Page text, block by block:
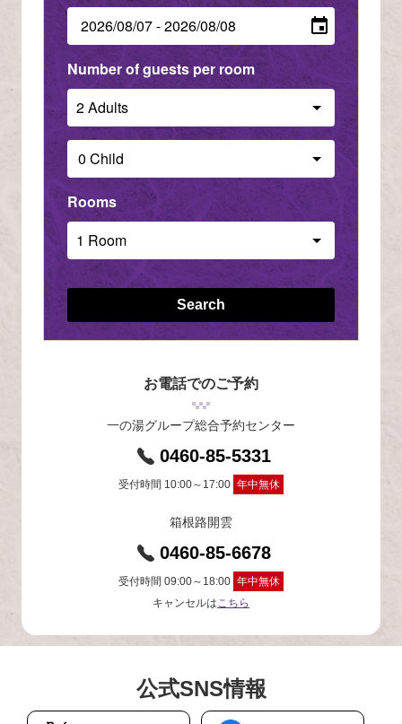
Number of guests per room
Rooms
Search
お電話でのご予約
一の湯グループ総合予約センター
0460-85-5331
受付時間 10:00～17:00 年中無休
箱根路開雲
0460-85-6678
受付時間 09:00～18:00 年中無休
キャンセルは こちら
公式SNS情報